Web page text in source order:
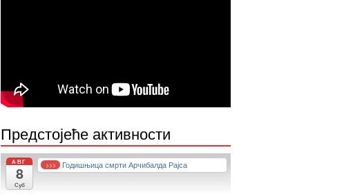
Предстојеће активности
АВГ
8
Суб
>>> Годишњица смрти Арчибалда Рајса